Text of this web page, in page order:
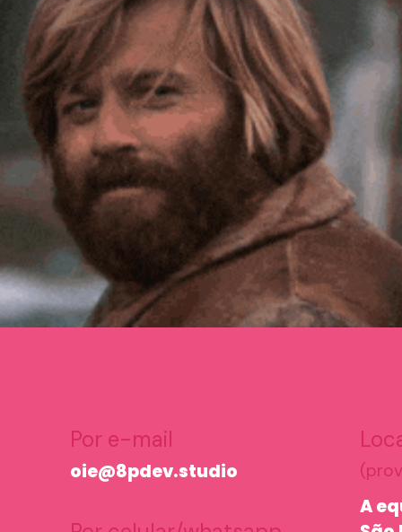
Por e-mail
oie@8pdev.studio
A